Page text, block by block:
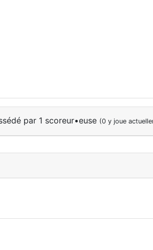
par 1 scoreur•euse (0 y joue